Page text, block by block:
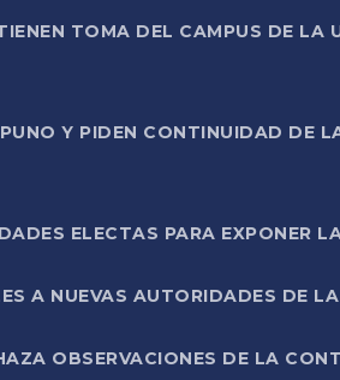
TOMA DEL CAMPUS DE LA
Y PIDEN CONTINUIDAD DE
ELECTAS PARA EXPONER
A NUEVAS AUTORIDADES DE
OBSERVACIONES DE LA